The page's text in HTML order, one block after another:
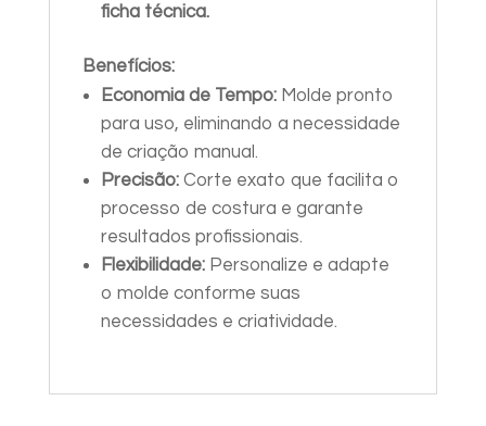
ficha técnica.
Benefícios:
Economia de Tempo:Molde pronto
para uso, eliminando a necessidade
de criação manual.
Precisão:Corte exato que facilita o
processo de costura e garante
resultados profissionais.
Flexibilidade:Personalize e adapte
o molde conforme suas
necessidades e criatividade.